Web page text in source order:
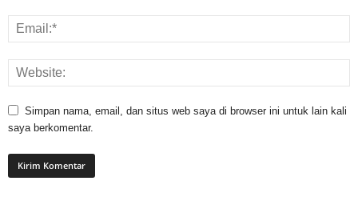
Simpan nama, email, dan situs web saya di browser ini untuk lain kali
saya berkomentar.